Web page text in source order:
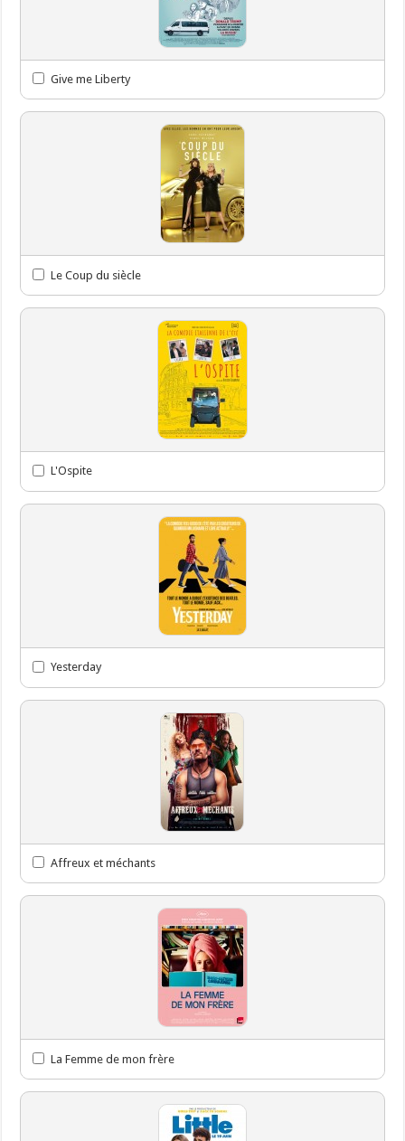
Give me Liberty
Le Coup du siècle
L'Ospite
Yesterday
Affreux et méchants
La Femme de mon frère